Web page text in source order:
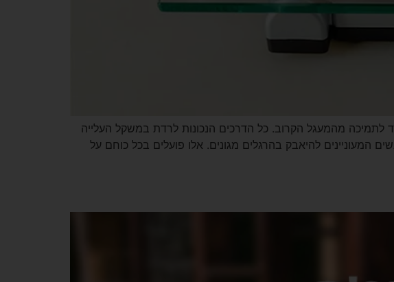
לתמיכה מהמעגל הקרוב. כל הדרכים הנכונות לרדת במשקל העלייה
המעוניינים להיאבק בהרגלים מגונים. אלו פועלים בכל כוחם על